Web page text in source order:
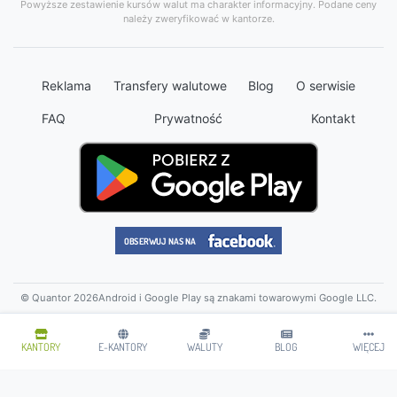
KANTORY E-KANTORY WALUTY BLOG WIĘCEJ
Powyższe zestawienie kursów walut ma charakter informacyjny. Podane ceny
należy zweryfikować w kantorze.
Reklama Transfery walutowe Blog O serwisie
FAQ Prywatność Kontakt
© Quantor 2026Android i Google Play są znakami towarowymi Google LLC.